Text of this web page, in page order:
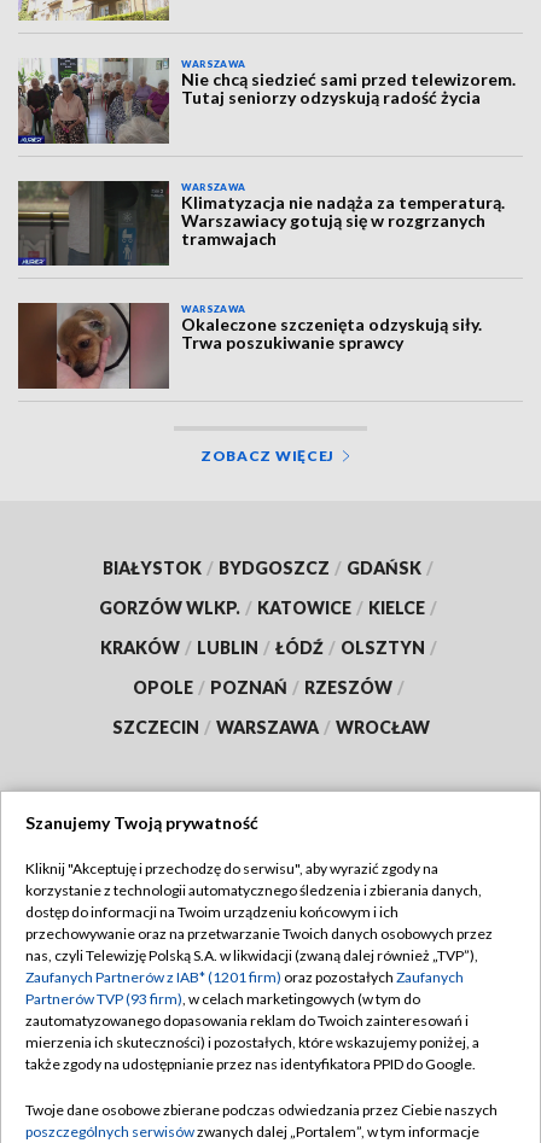
WARSZAWA
Nie chcą siedzieć sami przed telewizorem.
Tutaj seniorzy odzyskują radość życia
WARSZAWA
Klimatyzacja nie nadąża za temperaturą.
Warszawiacy gotują się w rozgrzanych
tramwajach
WARSZAWA
Okaleczone szczenięta odzyskują siły.
Trwa poszukiwanie sprawcy
ZOBACZ WIĘCEJ
BIAŁYSTOK / BYDGOSZCZ / GDAŃSK /
GORZÓW WLKP. / KATOWICE / KIELCE /
KRAKÓW / LUBLIN / ŁÓDŹ / OLSZTYN /
OPOLE / POZNAŃ / RZESZÓW /
SZCZECIN / WARSZAWA / WROCŁAW
TVP
Abonament TVP
Emisja w TVP
Centrum informacji TVP
Naziemna Telewizja Cyfrowa
Rada Programowa
Regulamin TVP
Polityka prywatności
Moje zgody
Pomoc
Kontakt
Szanujemy Twoją prywatność
Kliknij "Akceptuję i przechodzę do serwisu", aby wyrazić zgody na
korzystanie z technologii automatycznego śledzenia i zbierania danych,
dostęp do informacji na Twoim urządzeniu końcowym i ich
przechowywanie oraz na przetwarzanie Twoich danych osobowych przez
nas, czyli Telewizję Polską S.A. w likwidacji (zwaną dalej również „TVP”),
Zaufanych Partnerów z IAB* (1201 firm) oraz pozostałych Zaufanych
Partnerów TVP (93 firm), w celach marketingowych (w tym do
zautomatyzowanego dopasowania reklam do Twoich zainteresowań i
mierzenia ich skuteczności) i pozostałych, które wskazujemy poniżej, a
także zgody na udostępnianie przez nas identyfikatora PPID do Google.
Twoje dane osobowe zbierane podczas odwiedzania przez Ciebie naszych
poszczególnych serwisówzwanych dalej „Portalem”, w tym informacje